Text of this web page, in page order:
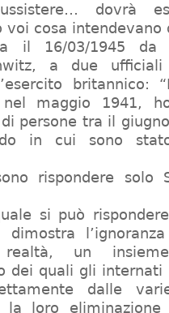
dovrà
voi cosa intendevano
il 16/03/1945
a due
britannico:
maggio 1941,
persone tra il
in cui sono
rispondere solo
si può
dimostra
realtà, un
dei quali gli
dalle
la loro eliminazione